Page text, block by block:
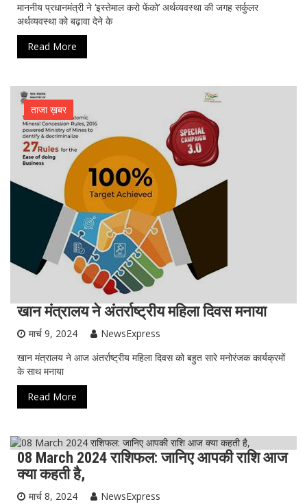
माननीय प्रधानमंत्री ने ‘इस्तेमाल करो फेंको’ अर्थव्यवस्था की जगह सर्कुलर
अर्थव्यवस्था को बढ़ावा देने के
Read More
ताजा ख़बर
खान मंत्रालय ने अंतर्राष्ट्रीय महिला दिवस मनाया
मार्च 9, 2024
NewsExpress
खान मंत्रालय ने आज अंतर्राष्ट्रीय महिला दिवस को बहुत सारे मनोरंजक कार्यक्रमों
के साथ मनाया
Read More
ताजा ख़बर
08 March 2024 राशिफल: जानिए आपकी राशि आज
क्या कहती है,
मार्च 8, 2024
NewsExpress